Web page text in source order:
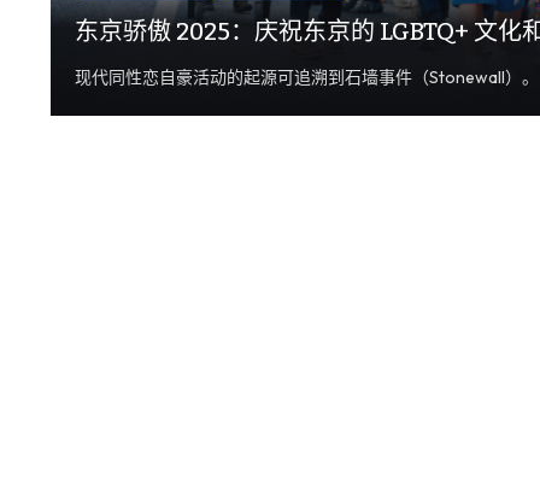
东京骄傲 2025：庆祝东京的 LGBTQ+ 文化
现代同性恋自豪活动的起源可追溯到石墙事件（Stonewall）。